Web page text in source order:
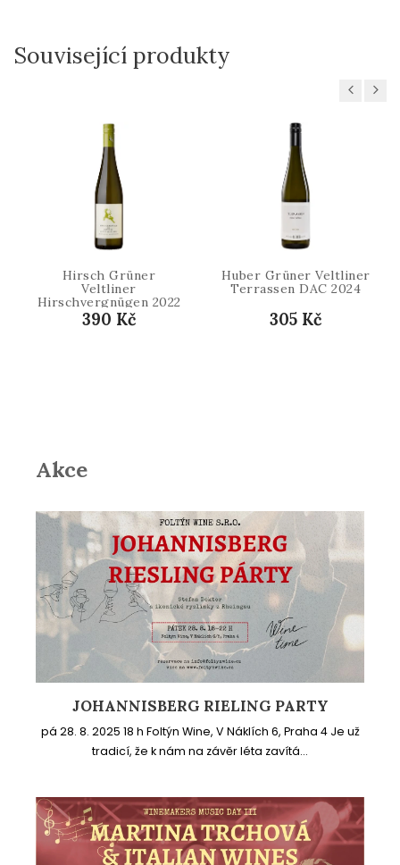
Související produkty
Previous
Hirsch Grüner
Veltliner
Hirschvergnügen 2022
390 Kč
Huber Grüner Veltliner
Terrassen DAC 2024
305 Kč
Next
Akce
JOHANNISBERG RIELING PARTY
pá 28. 8. 2025 18 h Foltýn Wine, V Náklích 6, Praha 4 Je už
tradicí, že k nám na závěr léta zavítá...